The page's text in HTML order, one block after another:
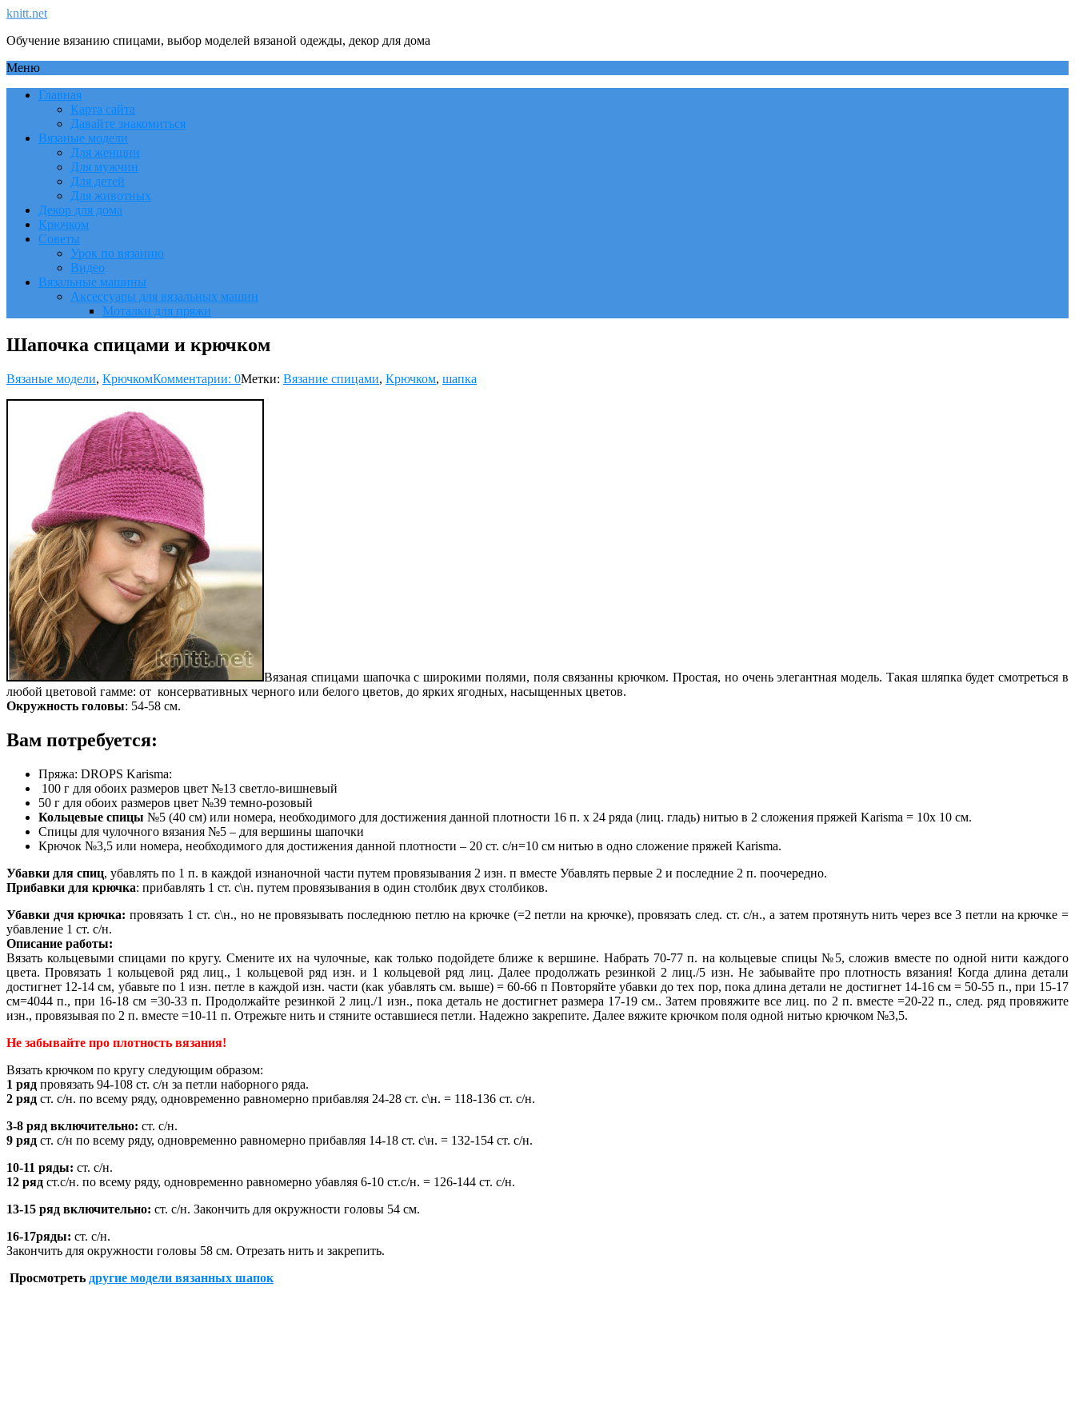
knitt.net
Обучение вязанию спицами, выбор моделей вязаной одежды, декор для дома
Меню
Главная
Карта сайта
Давайте знакомиться
Вязаные модели
Для женщин
Для мужчин
Для детей
Для животных
Декор для дома
Крючком
Советы
Урок по вязанию
Видео
Вязальные машины
Аксессуары для вязальных машин
Моталки для пряжи
Шапочка спицами и крючком
Вязаные модели, КрючкомКомментарии: 0Метки: Вязание спицами, Крючком, шапка
Вязаная спицами шапочка с широкими полями, поля связанны крючком. Простая, но очень элегантная модель. Такая шляпка будет смотреться в
любой цветовой гамме: от консервативных черного или белого цветов, до ярких ягодных, насыщенных цветов.
Окружность головы: 54-58 см.
Вам потребуется:
Пряжа: DROPS Karisma:
100 г для обоих размеров цвет №13 светло-вишневый
50 г для обоих размеров цвет №39 темно-розовый
Кольцевые спицы №5 (40 см) или номера, необходимого для достижения данной плотности 16 п. х 24 ряда (лиц. гладь) нитью в 2 сложения пряжей Karisma = 10х 10 см.
Спицы для чулочного вязания №5 – для вершины шапочки
Крючок №3,5 или номера, необходимого для достижения данной плотности – 20 ст. с/н=10 см нитью в одно сложение пряжей Karisma.
Убавки для спиц, убавлять по 1 п. в каждой изнаночной части путем провязывания 2 изн. п вместе Убавлять первые 2 и последние 2 п. поочередно.
Прибавки для крючка: прибавлять 1 ст. с\н. путем провязывания в один столбик двух столбиков.
Убавки дчя крючка: провязать 1 ст. с\н., но не провязывать последнюю петлю на крючке (=2 петли на крючке), провязать след. ст. с/н., а затем протянуть нить через все 3 петли на крючке =
убавление 1 ст. с/н.
Описание работы:
Вязать кольцевыми спицами по кругу. Смените их на чулочные, как только подойдете ближе к вершине. Набрать 70-77 п. на кольцевые спицы №5, сложив вместе по одной нити каждого
цвета. Провязать 1 кольцевой ряд лиц., 1 кольцевой ряд изн. и 1 кольцевой ряд лиц. Далее продолжать резинкой 2 лиц./5 изн. Не забывайте про плотность вязания! Когда длина детали
достигнет 12-14 см, убавьте по 1 изн. петле в каждой изн. части (как убавлять см. выше) = 60-66 п Повторяйте убавки до тех пор, пока длина детали не достигнет 14-16 см = 50-55 п., при 15-17
см=4044 п., при 16-18 см =30-33 п. Продолжайте резинкой 2 лиц./1 изн., пока деталь не достигнет размера 17-19 см.. Затем провяжите все лиц. по 2 п. вместе =20-22 п., след. ряд провяжите
изн., провязывая по 2 п. вместе =10-11 п. Отрежьте нить и стяните оставшиеся петли. Надежно закрепите. Далее вяжите крючком поля одной нитью крючком №3,5.
Не забывайте про плотность вязания!
Вязать крючком по кругу следующим образом:
1 ряд провязать 94-108 ст. с/н за петли наборного ряда.
2 ряд ст. с/н. по всему ряду, одновременно равномерно прибавляя 24-28 ст. с\н. = 118-136 ст. с/н.
3-8 ряд включительно: ст. с/н.
9 ряд ст. с/н по всему ряду, одновременно равномерно прибавляя 14-18 ст. с\н. = 132-154 ст. с/н.
10-11 ряды: ст. с/н.
12 ряд ст.с/н. по всему ряду, одновременно равномерно убавляя 6-10 ст.с/н. = 126-144 ст. с/н.
13-15 ряд включительно: ст. с/н. Закончить для окружности головы 54 см.
16-17ряды: ст. с/н.
Закончить для окружности головы 58 см. Отрезать нить и закрепить.
Просмотреть другие модели вязанных шапок